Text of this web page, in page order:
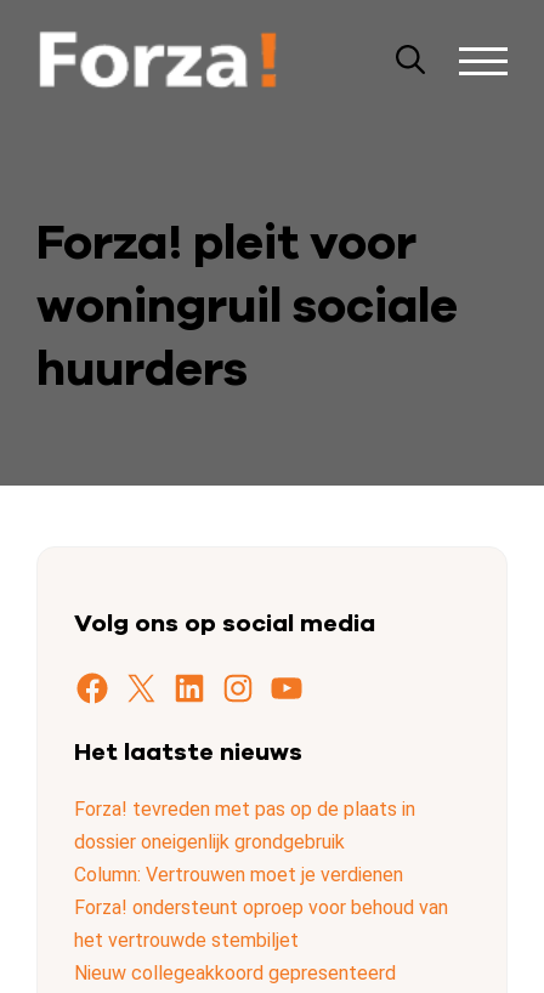
Forza! pleit voor
woningruil sociale
huurders
Volg ons op social media
Facebook X LinkedIn Instagram YouTube
Het laatste nieuws
Forza! tevreden met pas op de plaats in
dossier oneigenlijk grondgebruik
Column: Vertrouwen moet je verdienen
Forza! ondersteunt oproep voor behoud van
het vertrouwde stembiljet
Nieuw collegeakkoord gepresenteerd